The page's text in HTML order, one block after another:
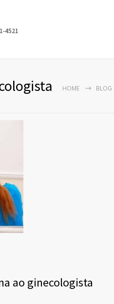
4521
HOME BLOG
ao ginecologista